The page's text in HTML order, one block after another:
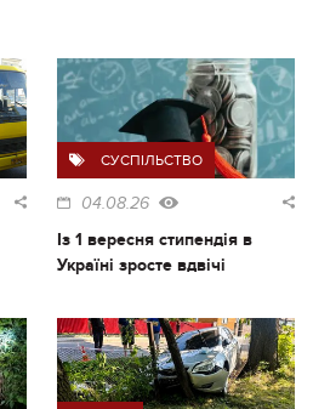
СУСПІЛЬСТВО
04.08.26
Із 1 вересня стипендія в
Україні зросте вдвічі